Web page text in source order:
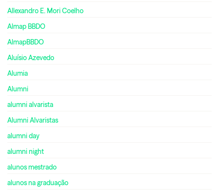
Allexandro E. Mori Coelho
Almap BBDO
AlmapBBDO
Aluísio Azevedo
Alumia
Alumni
alumni alvarista
Alumni Alvaristas
alumni day
alumni night
alunos mestrado
alunos na graduação